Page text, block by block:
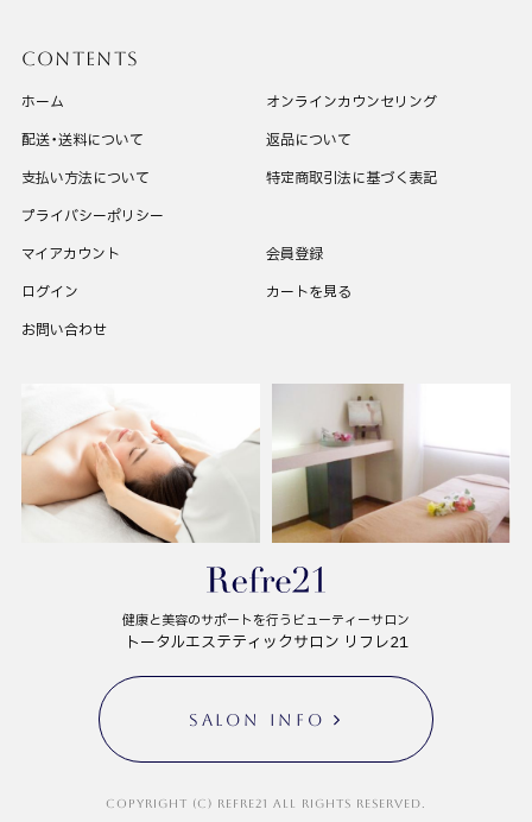
CONTENTS
ホーム
オンラインカウンセリング
配送・送料について
返品について
支払い方法について
特定商取引法に基づく表記
プライバシーポリシー
マイアカウント
会員登録
ログイン
カートを見る
お問い合わせ
健康と美容のサポートを行うビューティーサロン
トータルエステティックサロン リフレ21
SALON INFO
Copyright (C) Refre21 All Rights Reserved.